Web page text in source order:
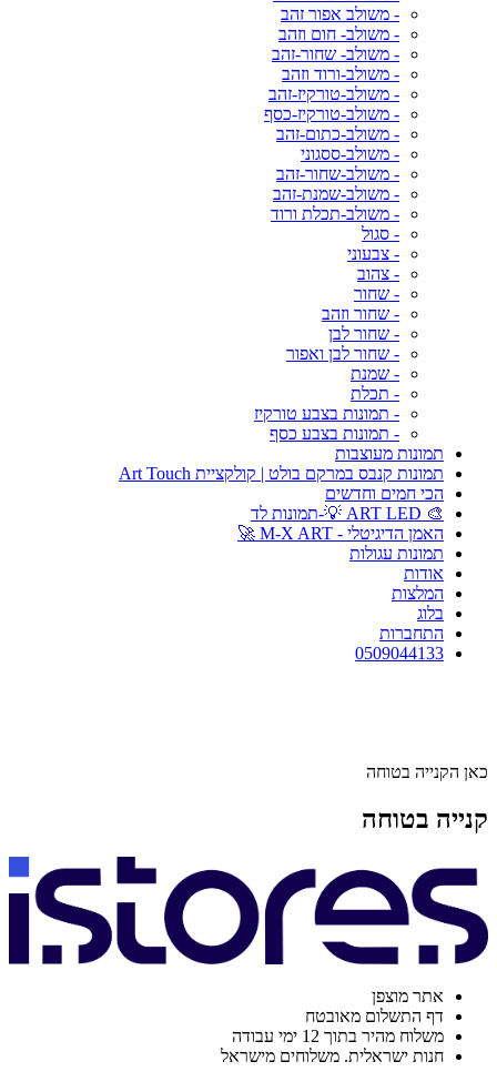
- משולב אפור זהב
- משולב- חום וזהב
- משולב- שחור-זהב
- משולב-ורוד וזהב
- משולב-טורקיז-זהב
- משולב-טורקיז-כסף
- משולב-כתום-זהב
- משולב-ססגוני
- משולב-שחור-זהב
- משולב-שמנת-זהב
- משולב-תכלת ורוד
- סגול
- צבעוני
- צהוב
- שחור
- שחור וזהב
- שחור לבן
- שחור לבן ואפור
- שמנת
- תכלת
- תמונות בצבע טורקיז
- תמונות בצבע כסף
תמונות מעוצבות
תמונות קנבס במרקם בולט | קולקציית Art Touch
הכי חמים וחדשים
🎨 ART LED 💡-תמונות לד
האמן הדיגיטלי - M-X ART 🚀
תמונות עגולות
אודות
המלצות
בלוג
התחברות
0509044133
כאן הקנייה בטוחה
קנייה בטוחה
אתר מוצפן
דף התשלום מאובטח
משלוח מהיר בתוך 12 ימי עבודה
חנות ישראלית. משלוחים מישראל